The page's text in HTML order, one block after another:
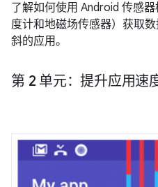
了解如何使用 Android 传感
度计和地磁场传感器）获取
斜的应用。
第 2 单元：提升应用速